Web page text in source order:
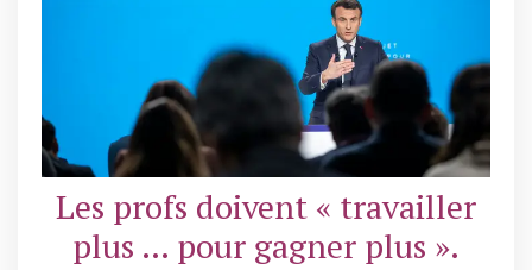
Les profs doivent « travailler
plus … pour gagner plus ».